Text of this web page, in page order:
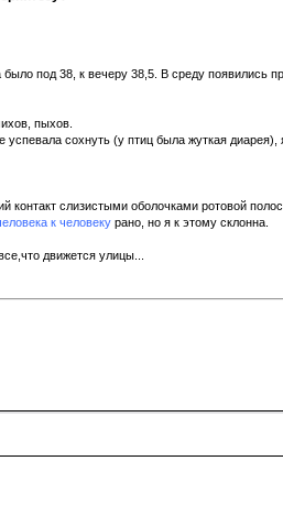
под 38, к вечеру 38,5. В среду
пыхов.
сохнуть (у птиц была жуткая
слизистыми оболочками ротовой
к человеку рано, но я к этому склонна.
движется улицы...